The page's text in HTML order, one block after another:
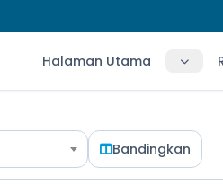
Halaman Utama
Bandingkan